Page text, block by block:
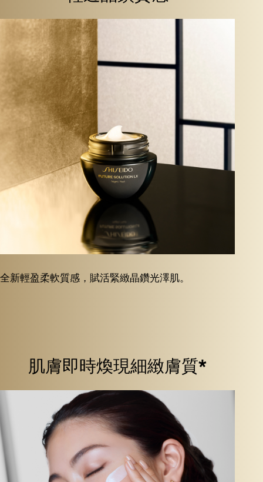
全新輕盈柔軟質感，賦活緊緻晶鑽光澤肌。
肌膚即時煥現細緻膚質*